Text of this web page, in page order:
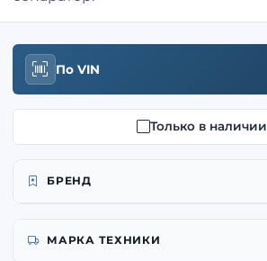
По VIN
Только в наличии
БРЕНД
МАРКА ТЕХНИКИ